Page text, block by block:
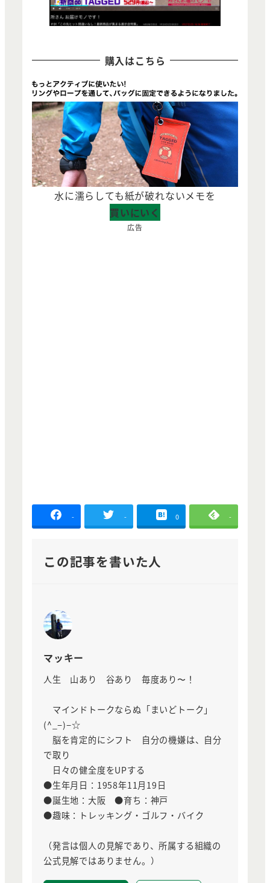
購入はこちら
水に濡らしても紙が破れないメモを
買いにいく
広告
- - 0 -
この記事を書いた人
マッキー
人生 山あり 谷あり 毎度あり〜！
マインドトークならぬ「まいどトーク」
(^_−)−☆
脳を肯定的にシフト 自分の機嫌は、自分
で取り
日々の健全度をUPする
●生年月日：1958年11月19日
●誕生地：大阪 ●育ち：神戸
●趣味：トレッキング・ゴルフ・バイク
（発言は個人の見解であり、所属する組織の
公式見解ではありません。）